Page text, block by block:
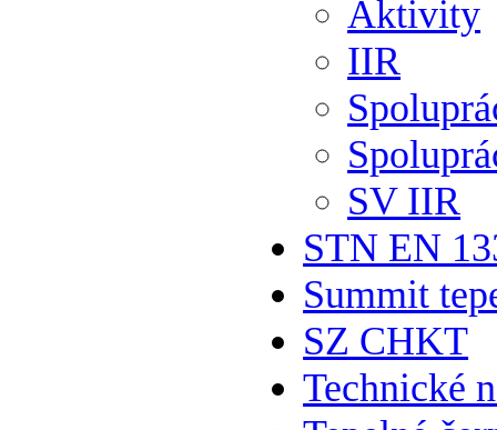
Aktivity
IIR
SV IIR
STN EN
Summit
SZ CHKT
Technické